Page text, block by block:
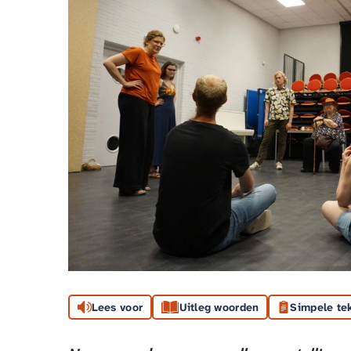
Lees voor Uitleg woorden Simpele